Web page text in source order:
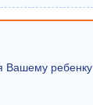
Вашему ребенку